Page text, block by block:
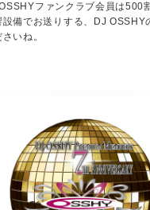
ファンクラブ会員は500
設備でお送りする、DJ OSSHY
いね。